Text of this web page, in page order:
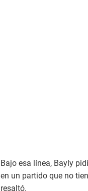
Bajo esa línea, Bayly
en un partido que no
resaltó.